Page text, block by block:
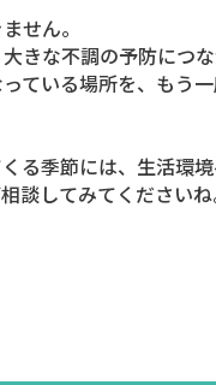
せん。
きな不調の予防につな
ている場所を、もう
る季節には、生活環
談してみてくださいね